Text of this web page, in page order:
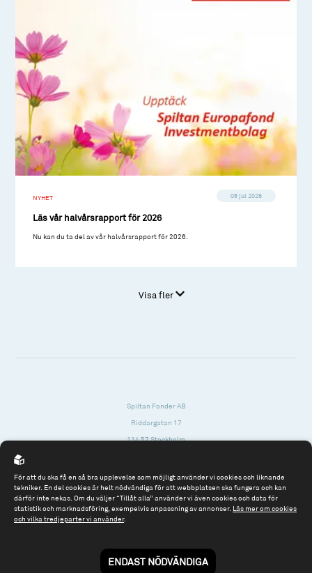
NYHET 08 jul 2026
Läs vår halvårsrapport för 2026
Nu kan du ta del av vår halvårsrapport för 2026.
Visa fler
Spiltan Fonder AB
Riddargatan 17
114 57 Stockholm
Tel: 08 - 545 813 40
fonder@spiltanfonder.se
Till spiltan.se
För att du ska få en så bra upplevelse som möjligt använder vi cookies och liknande
tekniker. En del cookies är helt nödvändiga för att webbplatsen ska fungera och kan
därför inte nekas. Om du väljer “Tillåt alla” använder vi även cookies och data för
statistik och marknadsföring, exempelvis anpassning av annonser. Läs mer om cookies
och vilka tredjeparter vi använder.
ENDAST NÖDVÄNDIGA